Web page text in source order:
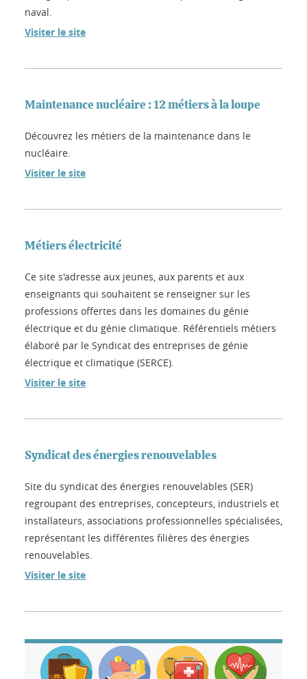
naval.
Visiter le site
Maintenance nucléaire : 12 métiers à la loupe
Découvrez les métiers de la maintenance dans le
nucléaire.
Visiter le site
Métiers électricité
Ce site s'adresse aux jeunes, aux parents et aux
enseignants qui souhaitent se renseigner sur les
professions offertes dans les domaines du génie
électrique et du génie climatique. Référentiels métiers
élaboré par le Syndicat des entreprises de génie
électrique et climatique (SERCE).
Visiter le site
Syndicat des énergies renouvelables
Site du syndicat des énergies renouvelables (SER)
regroupant des entreprises, concepteurs, industriels et
installateurs, associations professionnelles spécialisées,
représentant les différentes filières des énergies
renouvelables.
Visiter le site